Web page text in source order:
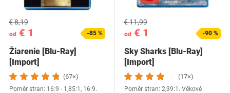
od € 1
€ 8,19
-85 %
Žiarenie [Blu-Ray]
[Import]
(67×)
Poměr stran: 16:9 - 1,85:1, 16:9.
od € 1
€ 11,99
-90 %
Sky Sharks [Blu-Ray]
[Import]
(17×)
Poměr stran: 2,39:1. Věkové